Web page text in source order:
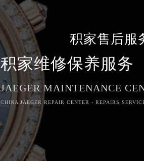
积家售后服
积家维修保养服务
JAEGER MAINTENANCE
CHINA JAEGER REPAIR CENTER - REPAIRS